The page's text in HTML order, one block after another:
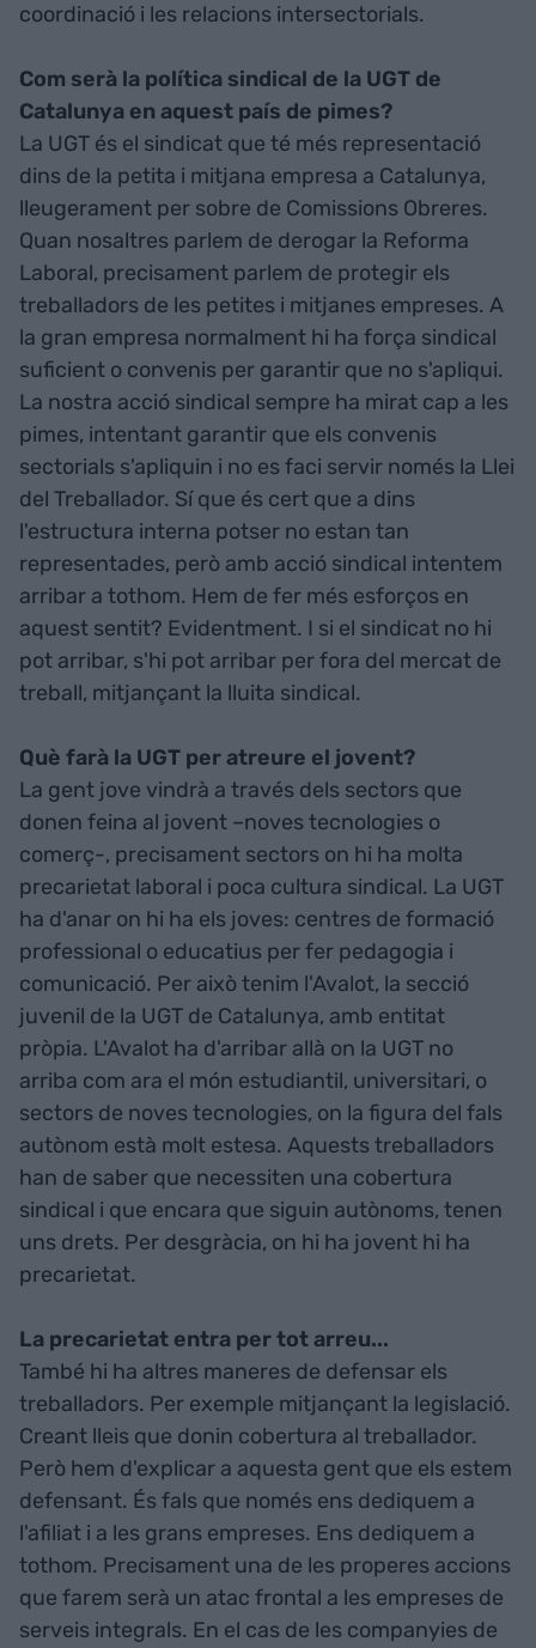
coordinació i les relacions intersectorials.
Com serà la política sindical de la UGT de
Catalunya en aquest país de pimes?
La UGT és el sindicat que té més representació
dins de la petita i mitjana empresa a Catalunya,
lleugerament per sobre de Comissions Obreres.
Quan nosaltres parlem de derogar la Reforma
Laboral, precisament parlem de protegir els
treballadors de les petites i mitjanes empreses. A
la gran empresa normalment hi ha força sindical
suficient o convenis per garantir que no s'apliqui.
La nostra acció sindical sempre ha mirat cap a les
pimes, intentant garantir que els convenis
sectorials s'apliquin i no es faci servir només la Llei
del Treballador. Sí que és cert que a dins
l'estructura interna potser no estan tan
representades, però amb acció sindical intentem
arribar a tothom. Hem de fer més esforços en
aquest sentit? Evidentment. I si el sindicat no hi
pot arribar, s'hi pot arribar per fora del mercat de
treball, mitjançant la lluita sindical.
Què farà la UGT per atreure el jovent?
La gent jove vindrà a través dels sectors que
donen feina al jovent –noves tecnologies o
comerç-, precisament sectors on hi ha molta
precarietat laboral i poca cultura sindical. La UGT
ha d'anar on hi ha els joves: centres de formació
professional o educatius per fer pedagogia i
comunicació. Per això tenim l'Avalot, la secció
juvenil de la UGT de Catalunya, amb entitat
pròpia. L'Avalot ha d'arribar allà on la UGT no
arriba com ara el món estudiantil, universitari, o
sectors de noves tecnologies, on la figura del fals
autònom està molt estesa. Aquests treballadors
han de saber que necessiten una cobertura
sindical i que encara que siguin autònoms, tenen
uns drets. Per desgràcia, on hi ha jovent hi ha
precarietat.
La precarietat entra per tot arreu...
També hi ha altres maneres de defensar els
treballadors. Per exemple mitjançant la legislació.
Creant lleis que donin cobertura al treballador.
Però hem d'explicar a aquesta gent que els estem
defensant. És fals que només ens dediquem a
l'afiliat i a les grans empreses. Ens dediquem a
tothom. Precisament una de les properes accions
que farem serà un atac frontal a les empreses de
serveis integrals. En el cas de les companyies de